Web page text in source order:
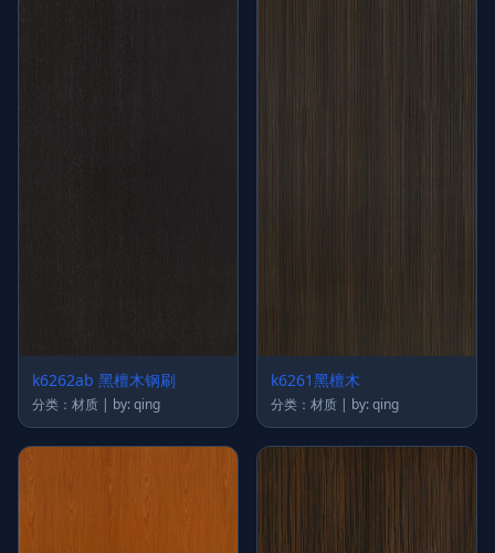
k6262ab 黑檀木钢刷
分类：材质 | by: qing
k6261黑檀木
分类：材质 | by: qing